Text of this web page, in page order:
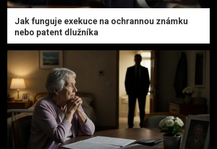
Jak funguje exekuce na ochrannou známku
nebo patent dlužníka